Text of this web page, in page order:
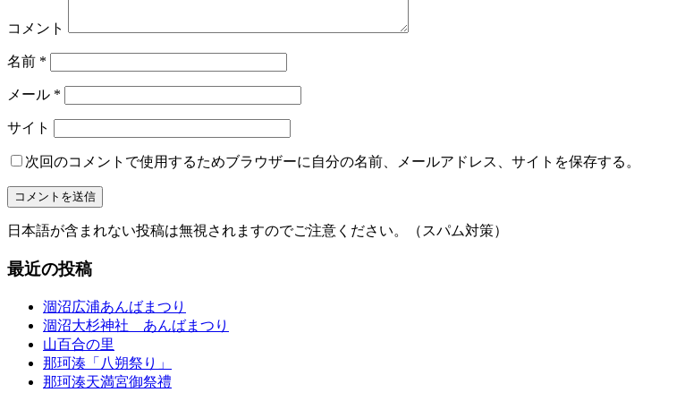
コメント
名前 *
メール *
サイト
次回のコメントで使用するためブラウザーに自分の名前、メールアドレス、サイトを保存する。
日本語が含まれない投稿は無視されますのでご注意ください。（スパム対策）
最近の投稿
涸沼広浦あんばまつり
涸沼大杉神社 あんばまつり
山百合の里
那珂湊「八朔祭り」
那珂湊天満宮御祭禮